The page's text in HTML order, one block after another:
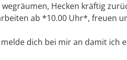
wegräumen, Hecken kräftig
ab *10.00 Uhr*, freuen
dich bei mir an damit ich